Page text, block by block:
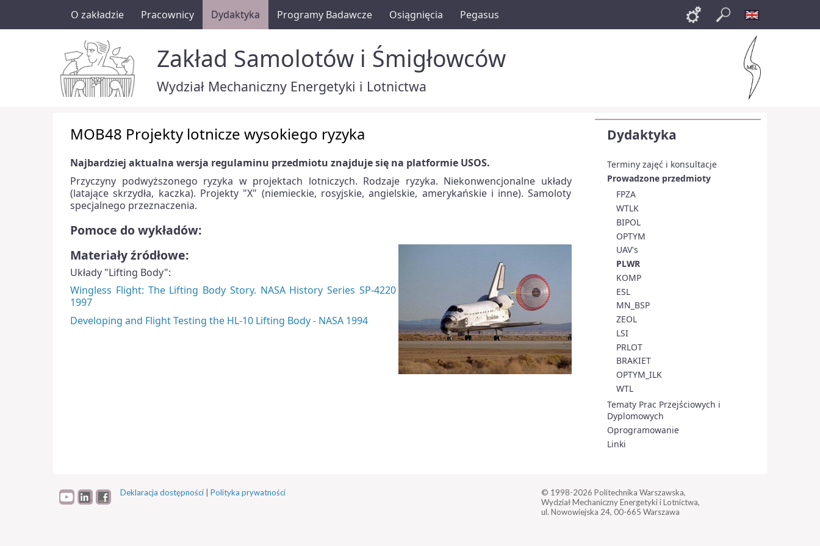
O zakładzie Pracownicy Dydaktyka Programy Badawcze Osiągnięcia Pegasus Links Szukaj
Zakład Samolotów i Śmigłowców
Wydział Mechaniczny Energetyki i Lotnictwa
Dydaktyka
Terminy zajęć i konsultacje
Prowadzone przedmioty
FPZA
WTLK
BIPOL
OPTYM
UAV's
PLWR
KOMP
ESL
MN_BSP
ZEOL
LSI
PRLOT
BRAKIET
OPTYM_ILK
WTL
Tematy Prac Przejściowych i
Dyplomowych
Oprogramowanie
Linki
MOB48 Projekty lotnicze wysokiego ryzyka
Najbardziej aktualna wersja regulaminu przedmiotu znajduje się na platformie USOS.
Przyczyny podwyższonego ryzyka w projektach lotniczych. Rodzaje ryzyka. Niekonwencjonalne układy
(latające skrzydła, kaczka). Projekty "X" (niemieckie, rosyjskie, angielskie, amerykańskie i inne). Samoloty
specjalnego przeznaczenia.
Pomoce do wykładów:
Materiały źródłowe:
Układy "Lifting Body":
Wingless Flight: The Lifting Body Story. NASA History Series SP-4220
1997
Developing and Flight Testing the HL-10 Lifting Body - NASA 1994
Deklaracja dostępności Polityka prywatności © 1998-2026 Politechnika Warszawska,
Wydział Mechaniczny Energetyki i Lotnictwa,
ul. Nowowiejska 24, 00-665 Warszawa